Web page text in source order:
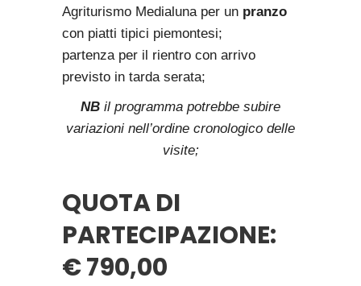
Agriturismo Medialuna per un pranzo
con piatti tipici piemontesi;
partenza per il rientro con arrivo
previsto in tarda serata;
NB il programma potrebbe subire
variazioni nell’ordine cronologico delle
visite;
QUOTA DI
PARTECIPAZIONE:
€ 790,00